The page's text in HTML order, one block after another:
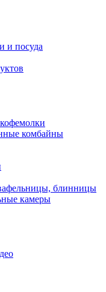
и посуда
комбайны
блинницы
камеры